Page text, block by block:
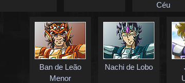
Céu
Ban de Leão
Menor
Nachi de Lobo